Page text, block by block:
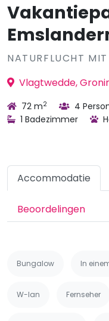
NATURFLUCHT
Vlagtwedde,
72 m2 4
1 Badezimmer
Accommodatie
Beoordelingen
Bungalow In
W-lan Fernseher